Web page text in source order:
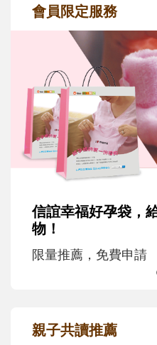
會員限定服務
信誼幸福好孕袋，
物！
限量推薦，免費申請
親子共讀推薦